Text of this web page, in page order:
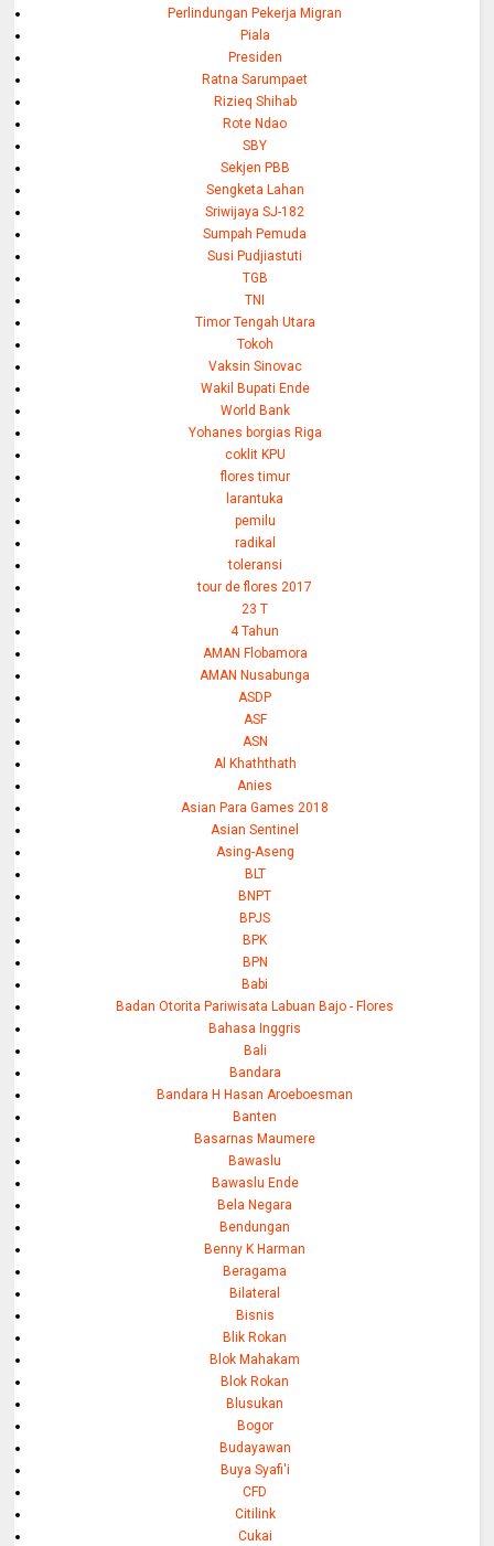
Perlindungan Pekerja Migran
Piala
Presiden
Ratna Sarumpaet
Rizieq Shihab
Rote Ndao
SBY
Sekjen PBB
Sengketa Lahan
Sriwijaya SJ-182
Sumpah Pemuda
Susi Pudjiastuti
TGB
TNI
Timor Tengah Utara
Tokoh
Vaksin Sinovac
Wakil Bupati Ende
World Bank
Yohanes borgias Riga
coklit KPU
flores timur
larantuka
pemilu
radikal
toleransi
tour de flores 2017
23 T
4 Tahun
AMAN Flobamora
AMAN Nusabunga
ASDP
ASF
ASN
Al Khaththath
Anies
Asian Para Games 2018
Asian Sentinel
Asing-Aseng
BLT
BNPT
BPJS
BPK
BPN
Babi
Badan Otorita Pariwisata Labuan Bajo - Flores
Bahasa Inggris
Bali
Bandara
Bandara H Hasan Aroeboesman
Banten
Basarnas Maumere
Bawaslu
Bawaslu Ende
Bela Negara
Bendungan
Benny K Harman
Beragama
Bilateral
Bisnis
Blik Rokan
Blok Mahakam
Blok Rokan
Blusukan
Bogor
Budayawan
Buya Syafi'i
CFD
Citilink
Cukai